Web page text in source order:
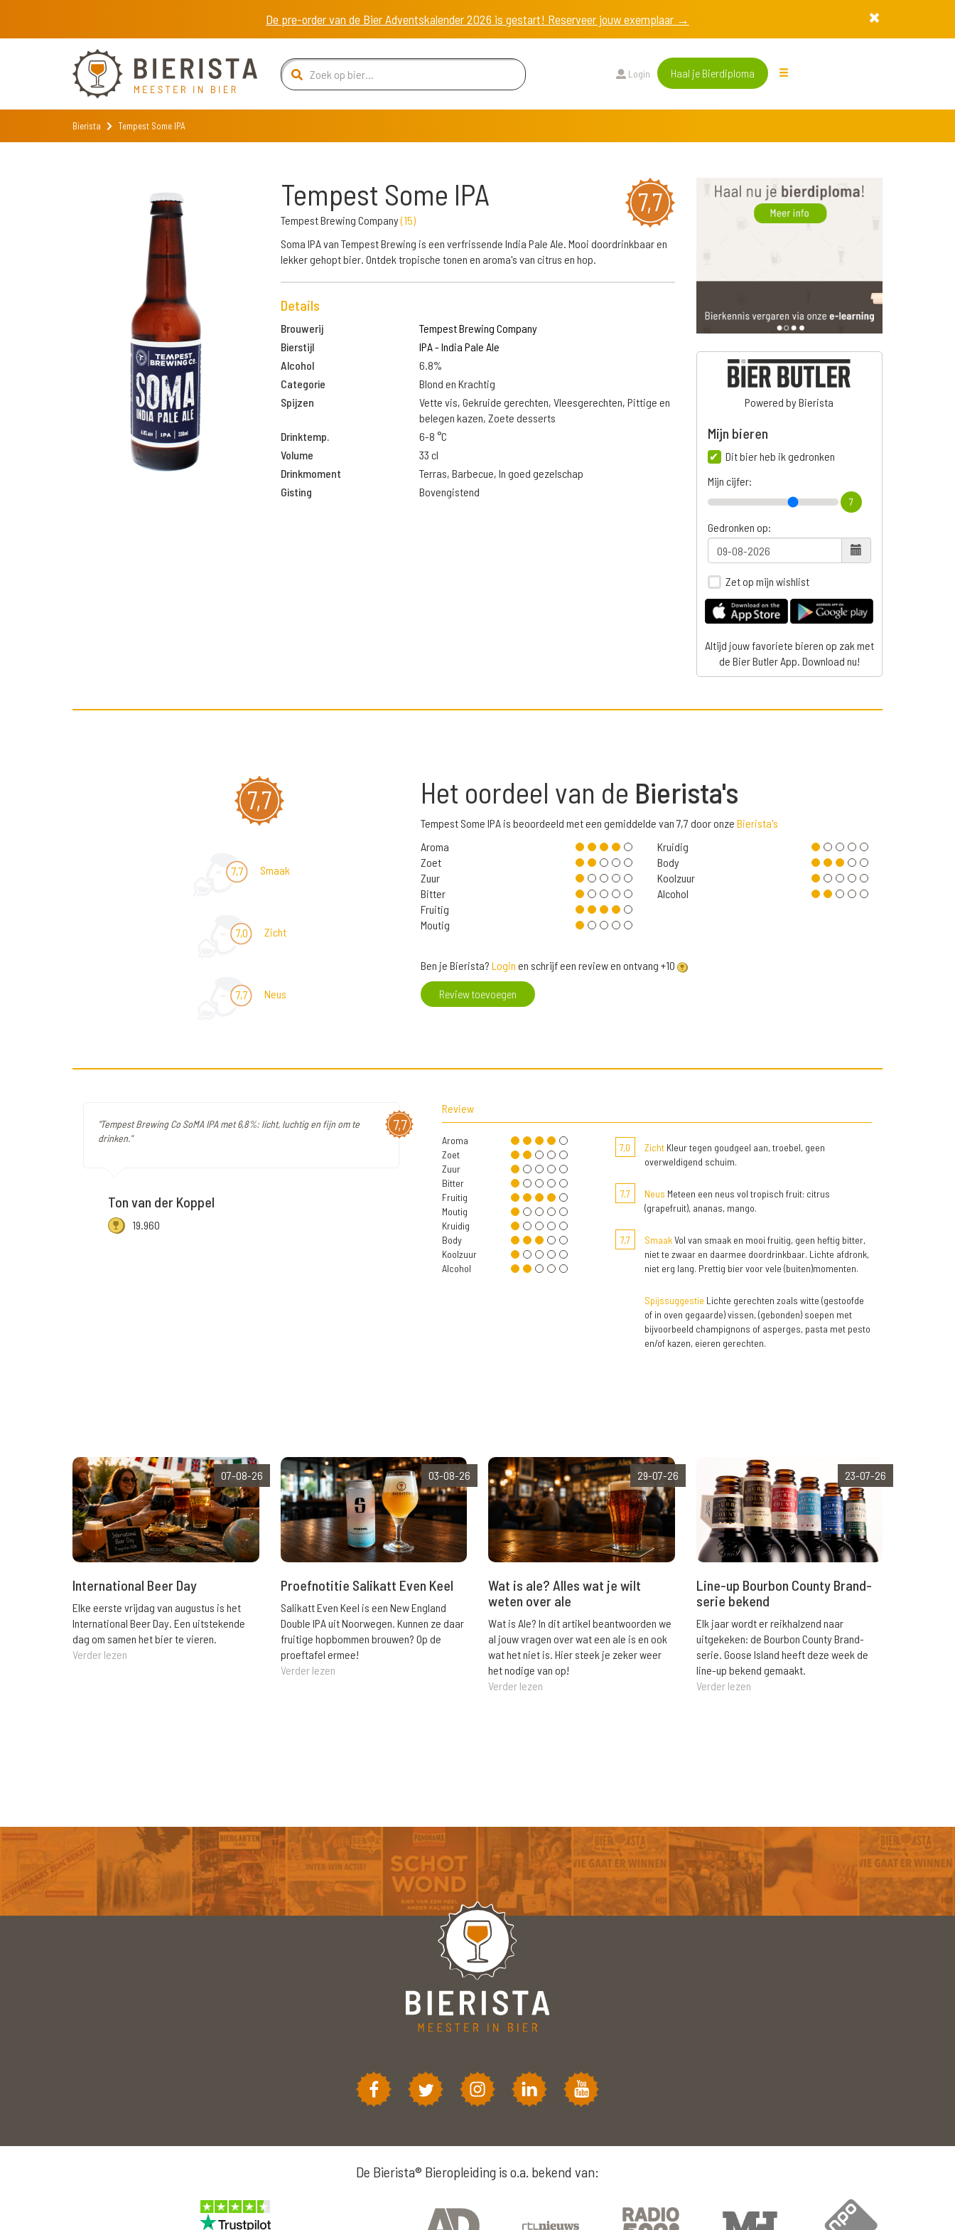
De pre-order van de Bier Adventskalender 2026 is gestart! Reserveer jouw exemplaar →
Login Haal je Bierdiploma
Bierista Tempest Some IPA
7,7
Tempest Some IPA
Tempest Brewing Company(15)
Soma IPA van Tempest Brewing is een verfrissende India Pale Ale. Mooi doordrinkbaar en
lekker gehopt bier. Ontdek tropische tonen en aroma's van citrus en hop.
Details
Brouwerij
Tempest Brewing Company
Bierstijl
IPA - India Pale Ale
Alcohol
6.8%
Categorie
Blond en Krachtig
Spijzen
Vette vis, Gekruide gerechten, Vleesgerechten, Pittige en
belegen kazen, Zoete desserts
Drinktemp.
6-8 °C
Volume
33 cl
Drinkmoment
Terras, Barbecue, In goed gezelschap
Gisting
Bovengistend
Powered by Bierista
Mijn bieren
Dit bier heb ik gedronken
Mijn cijfer:
7
Gedronken op:
Zet op mijn wishlist
Altijd jouw favoriete bieren op zak met
de Bier Butler App. Download nu!
7,7
7,7 Smaak
7,0 Zicht
7,7 Neus
Het oordeel van de Bierista's
Tempest Some IPA is beoordeeld met een gemiddelde van 7,7 door onze Bierista's
Aroma
Zoet
Zuur
Bitter
Fruitig
Moutig
Kruidig
Body
Koolzuur
Alcohol
Ben je Bierista? Login en schrijf een review en ontvang +10
Review toevoegen
7,7
"Tempest Brewing Co SoMA IPA met 6,8%: licht, luchtig en fijn om te
drinken."
Ton van der Koppel
19.960
Review
Aroma
Zoet
Zuur
Bitter
Fruitig
Moutig
Kruidig
Body
Koolzuur
Alcohol
7,0 ZichtKleur tegen goudgeel aan, troebel, geen
overweldigend schuim.
7,7 Neus Meteen een neus vol tropisch fruit: citrus
(grapefruit), ananas, mango.
7,7 SmaakVol van smaak en mooi fruitig, geen heftig bitter,
niet te zwaar en daarmee doordrinkbaar. Lichte afdronk,
niet erg lang. Prettig bier voor vele (buiten)momenten.
Spijssuggestie Lichte gerechten zoals witte (gestoofde
of in oven gegaarde) vissen, (gebonden) soepen met
bijvoorbeeld champignons of asperges, pasta met pesto
en/of kazen, eieren gerechten.
07-08-26
International Beer Day
Elke eerste vrijdag van augustus is het
International Beer Day. Een uitstekende
dag om samen het bier te vieren.
Verder lezen
03-08-26
Proefnotitie Salikatt Even Keel
Salikatt Even Keel is een New England
Double IPA uit Noorwegen. Kunnen ze daar
fruitige hopbommen brouwen? Op de
proeftafel ermee!
Verder lezen
29-07-26
Wat is ale? Alles wat je wilt
weten over ale
Wat is Ale? In dit artikel beantwoorden we
al jouw vragen over wat een ale is en ook
wat het niet is. Hier steek je zeker weer
het nodige van op!
Verder lezen
23-07-26
Line-up Bourbon County Brand-
serie bekend
Elk jaar wordt er reikhalzend naar
uitgekeken: de Bourbon County Brand-
serie. Goose Island heeft deze week de
line-up bekend gemaakt.
Verder lezen
De Bierista® Bieropleiding is o.a. bekend van: